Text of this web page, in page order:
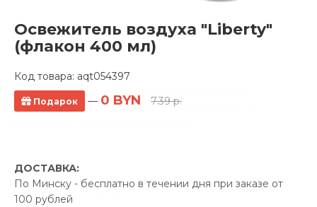
Освежитель воздуха "Liberty"
(флакон 400 мл)
Код товара: aqt054397
Подарок — 0 BYN 7.39 р.
ДОСТАВКА:
По Минску - бесплатно в течении дня при заказе от
100 рублей
Полотенцесушитель водяной
Ростела Трапеция 500x600/6 1"
Производитель:Ростела
Код Товара: qprod_50799